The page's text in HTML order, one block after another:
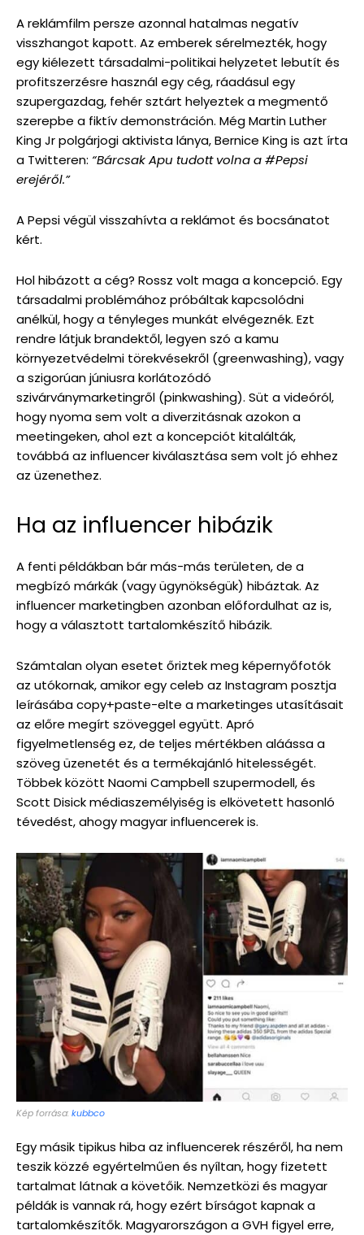
A reklámfilm persze azonnal hatalmas negatív
visszhangot kapott. Az emberek sérelmezték, hogy
egy kiélezett társadalmi-politikai helyzetet lebutít és
profitszerzésre használ egy cég, ráadásul egy
szupergazdag, fehér sztárt helyeztek a megmentő
szerepbe a fiktív demonstráción. Még Martin Luther
King Jr polgárjogi aktivista lánya, Bernice King is azt írta
a Twitteren: “Bárcsak Apu tudott volna a #Pepsi
erejéről.”
A Pepsi végül visszahívta a reklámot és bocsánatot
kért.
Hol hibázott a cég? Rossz volt maga a koncepció. Egy
társadalmi problémához próbáltak kapcsolódni
anélkül, hogy a tényleges munkát elvégeznék. Ezt
rendre látjuk brandektől, legyen szó a kamu
környezetvédelmi törekvésekről (greenwashing), vagy
a szigorúan júniusra korlátozódó
szivárványmarketingről (pinkwashing). Süt a videóról,
hogy nyoma sem volt a diverzitásnak azokon a
meetingeken, ahol ezt a koncepciót kitalálták,
továbbá az influencer kiválasztása sem volt jó ehhez
az üzenethez.
Ha az influencer hibázik
A fenti példákban bár más-más területen, de a
megbízó márkák (vagy ügynökségük) hibáztak. Az
influencer marketingben azonban előfordulhat az is,
hogy a választott tartalomkészítő hibázik.
Számtalan olyan esetet őriztek meg képernyőfotók
az utókornak, amikor egy celeb az Instagram posztja
leírásába copy+paste-elte a marketinges utasításait
az előre megírt szöveggel együtt. Apró
figyelmetlenség ez, de teljes mértékben aláássa a
szöveg üzenetét és a termékajánló hitelességét.
Többek között Naomi Campbell szupermodell, és
Scott Disick médiaszemélyiség is elkövetett hasonló
tévedést, ahogy magyar influencerek is.
Kép forrása: kubbco
Egy másik tipikus hiba az influencerek részéről, ha nem
teszik közzé egyértelműen és nyíltan, hogy fizetett
tartalmat látnak a követőik. Nemzetközi és magyar
példák is vannak rá, hogy ezért bírságot kapnak a
tartalomkészítők. Magyarországon a GVH figyel erre,